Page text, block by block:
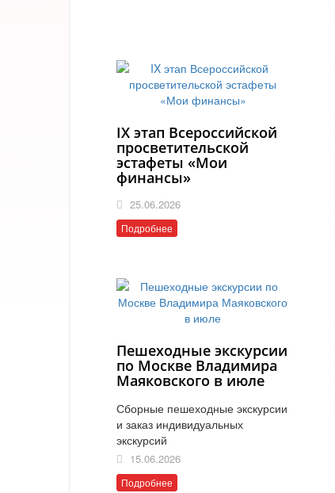
IX этап Всероссийской
просветительской
эстафеты «Мои
финансы»
25.06.2026
Подробнее
Пешеходные экскурсии
по Москве Владимира
Маяковского в июле
Сборные пешеходные экскурсии
и заказ индивидуальных
экскурсий
15.06.2026
Подробнее